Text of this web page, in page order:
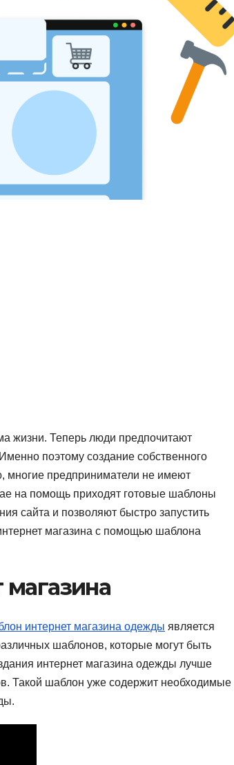
жизни. Теперь люди предпочитают
поэтому создание собственного
многие предприниматели не имеют
на помощь приходят готовые шаблоны
сайта и позволяют быстро запустить
магазина с помощью шаблона
интернет магазина одежды является
шаблонов, которые могут быть
интернет магазина одежды лучше
Такой шаблон уже содержит необходимые